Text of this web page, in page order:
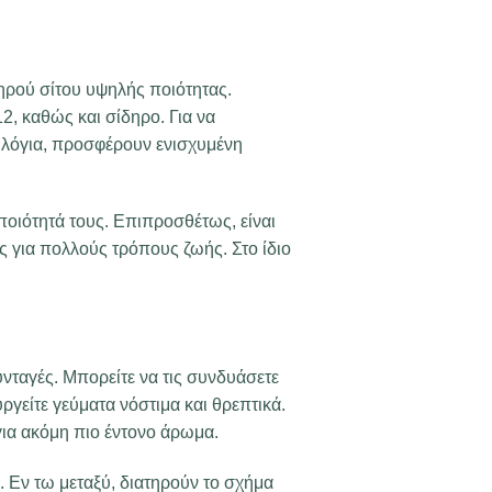
σίτου υψηλής ποιότητας.
καθώς και σίδηρο. Για να
λόγια, προσφέρουν ενισχυμένη
τους. Επιπροσθέτως, είναι
για πολλούς τρόπους ζωής. Στο ίδιο
Μπορείτε να τις συνδυάσετε
γεύματα νόστιμα και θρεπτικά.
ακόμη πιο έντονο άρωμα.
Εν τω μεταξύ, διατηρούν το σχήμα